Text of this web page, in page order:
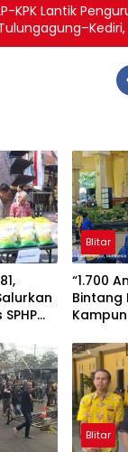
KPK Lantik
Publik
Blitar
“1.700
Bintang
Blitar